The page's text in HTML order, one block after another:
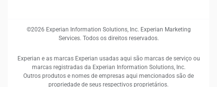
©2026 Experian Information Solutions, Inc. Experian Marketing
Services. Todos os direitos reservados.
Experian e as marcas Experian usadas aqui são marcas de serviço ou
marcas registradas da Experian Information Solutions, Inc.
Outros produtos e nomes de empresas aqui mencionados são de
propriedade de seus respectivos proprietários.